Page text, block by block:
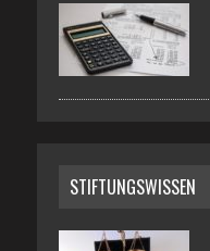
STIFTUNGSWISSEN